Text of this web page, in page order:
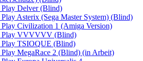
Play Delver (Blind)
Asterix (Sega Master System) (Blind)
Play Civilization 1 (Amiga Version)
Play VVVVVV (Blind)
Play TSIOQUE (Blind)
Play MegaRace 2 (Blind) (in Arbeit)